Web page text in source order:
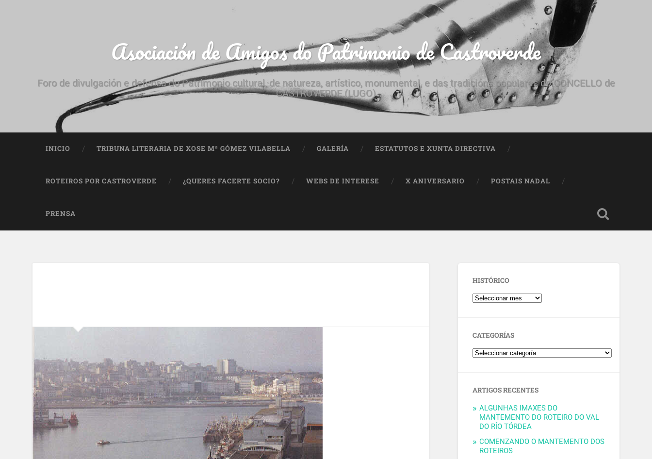
Asociación de Amigos do Patrimonio de Castroverde
Foro de divulgación e defensa do Patrimonio cultural, de natureza, artístico, monumental, e das tradicións populares do CONCELLO de
CASTROVERDE (LUGO)
INICIO TRIBUNA LITERARIA DE XOSE Mª GÓMEZ VILABELLA GALERÍA ESTATUTOS E XUNTA DIRECTIVA
ROTEIROS POR CASTROVERDE ¿QUERES FACERTE SOCIO? WEBS DE INTERESE X ANIVERSARIO POSTAIS NADAL
PRENSA
HISTÓRICO
CATEGORÍAS
ARTIGOS RECENTES
ALGUNHAS IMAXES DO
MANTEMENTO DO ROTEIRO DO VAL
DO RÍO TÓRDEA
COMENZANDO O MANTEMENTO DOS
ROTEIROS